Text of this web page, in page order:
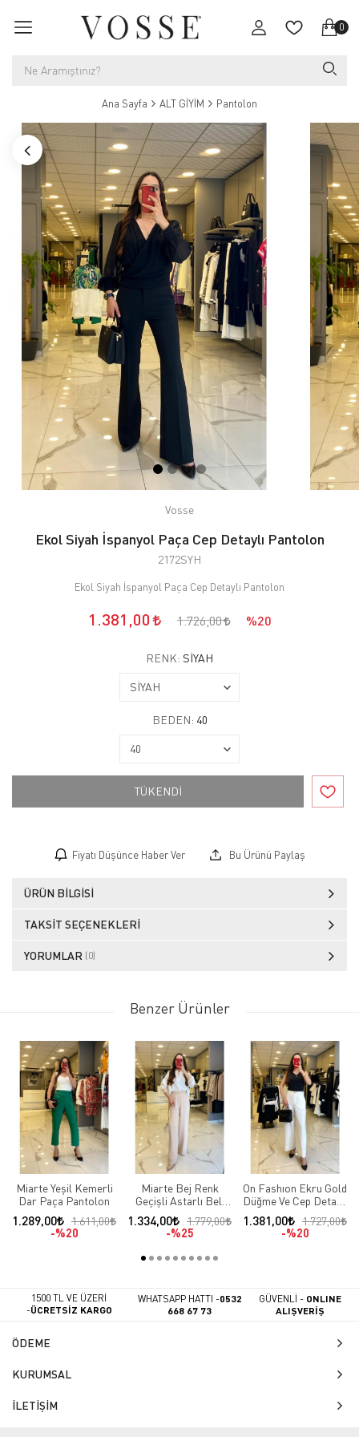
0
Ana Sayfa ALT GİYİM Pantolon
Vosse
Ekol Siyah İspanyol Paça Cep Detaylı Pantolon
2172SYH
Ekol Siyah İspanyol Paça Cep Detaylı Pantolon
1.381,00 1.726,00 %20
RENK: SİYAH
BEDEN: 40
TÜKENDİ
Fiyatı Düşünce Haber Ver Bu Ürünü Paylaş
ÜRÜN BILGISI
TAKSIT SEÇENEKLERI
YORUMLAR (0)
Benzer Ürünler
Miarte Yeşil Kemerli
Dar Paça Pantolon
1.289,00
1.611,00
%20
Miarte Bej Renk
Geçişli Astarlı Beli
Lastikli Pantolon
1.334,00
1.779,00
%25
On Fashıon Ekru Gold
Düğme Ve Cep Detaylı
Duble Paça Pantolon
1.381,00
1.727,00
%20
1500 TL VE ÜZERİ
-ÜCRETSİZ KARGO
WHATSAPP HATTI -0532
668 67 73
GÜVENLİ - ONLINE
ALIŞVERİŞ
ÖDEME
KURUMSAL
İLETİŞİM